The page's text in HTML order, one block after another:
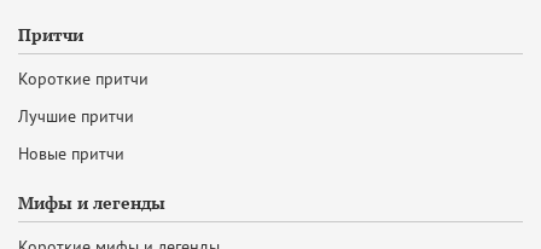
Притчи
Короткие притчи
Лучшие притчи
Новые притчи
Мифы и легенды